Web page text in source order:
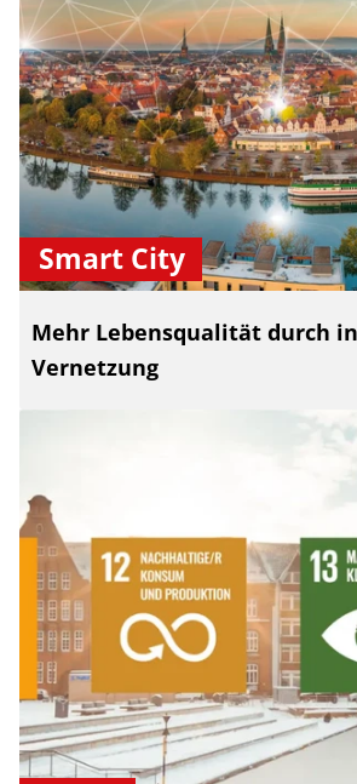
Smart City
Mehr Lebensqualität durch
Vernetzung